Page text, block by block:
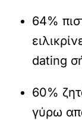
64%
dating
60%
γύρω